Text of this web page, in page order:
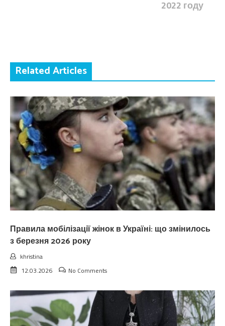
2022 году
Related Articles
Правила мобілізації жінок в Україні: що змінилось
з березня 2026 року
khristina
12.03.2026
No Comments